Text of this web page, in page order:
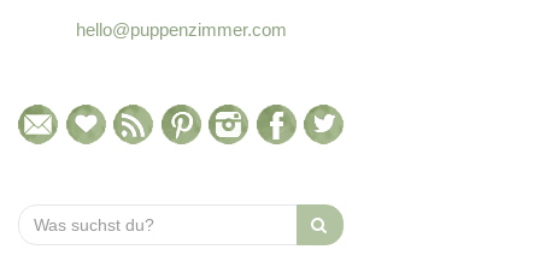
hello@puppenzimmer.com
Search
for: